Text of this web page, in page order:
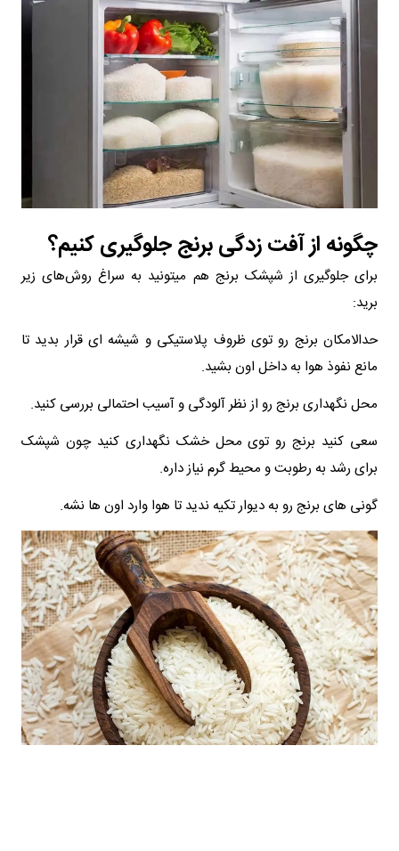
چگونه از آفت زدگی برنج جلوگیری کنیم؟
برای جلوگیری از شپشک برنج هم میتونید به سراغ روش‌های زیر
برید:
حدالامکان برنج رو توی ظروف پلاستیکی و شیشه ای قرار بدید تا
مانع نفوذ هوا به داخل اون بشید.
محل نگهداری برنج رو از نظر آلودگی و آسیب احتمالی بررسی کنید.
سعی کنید برنج رو توی محل خشک نگهداری کنید چون شپشک
برای رشد به رطوبت و محیط گرم نیاز داره.
گونی های برنج رو به دیوار تکیه ندید تا هوا وارد اون ها نشه.